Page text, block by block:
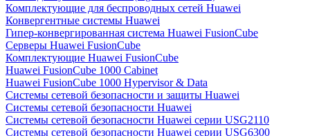
Комплектующие для беспроводных сетей Huawei
Конвергентные системы Huawei
Гипер-конвергированная система Huawei FusionCube
Серверы Huawei FusionCube
Комплектующие Huawei FusionCube
Huawei FusionCube 1000 Cabinet
Huawei FusionCube 1000 Hypervisor & Data
Системы сетевой безопасности и защиты Huawei
Системы сетевой безопасности Huawei
Системы сетевой безопасности Huawei серии USG2110
Системы сетевой безопасности Huawei серии USG6300